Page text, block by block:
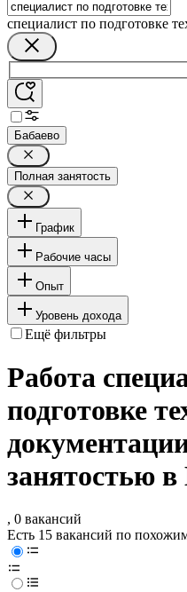
специалист по подготовке
Бабаево
Полная занятость
График
Рабочие часы
Опыт
Уровень дохода
Ещё фильтры
Работа
подготовке
занятостью в
, 0 вакансий
Есть 15 вакансий по